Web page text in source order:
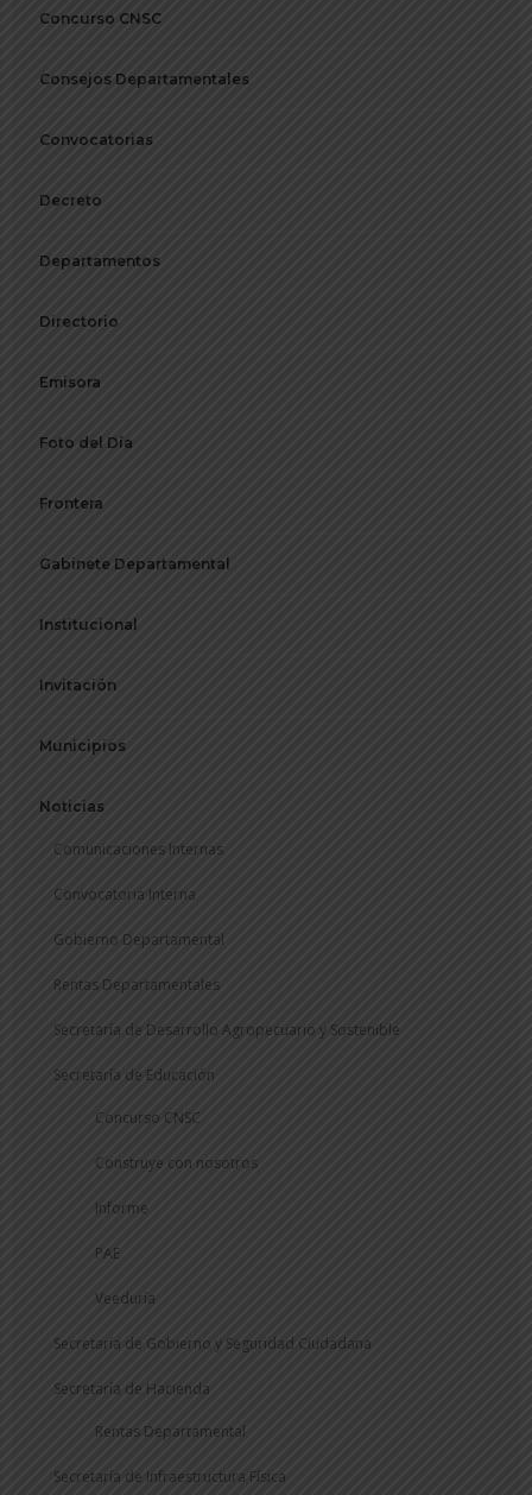
Concurso CNSC
Consejos Departamentales
Convocatorias
Decreto
Departamentos
Directorio
Emisora
Foto del Día
Frontera
Gabinete Departamental
Institucional
Invitación
Municipios
Noticias
Comunicaciones Internas
Convocatoria Interna
Gobierno Departamental
Rentas Departamentales
Secretaría de Desarrollo Agropecuario y Sostenible
Secretaría de Educación
Concurso CNSC
Construye con nosotros
Informe
PAE
Veeduría
Secretaría de Gobierno y Seguridad Ciudadana
Secretaría de Hacienda
Rentas Departamental
Secretaría de Infraestructura Física